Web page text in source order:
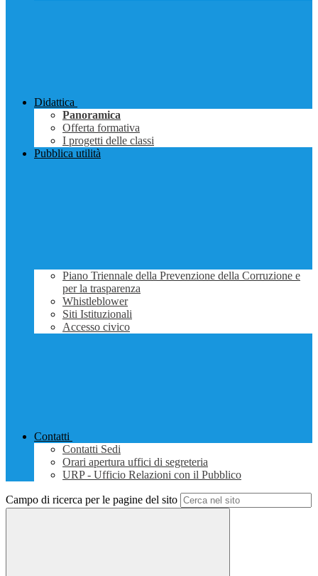
Didattica
Panoramica
Offerta formativa
I progetti delle classi
Pubblica utilità
Piano Triennale della Prevenzione della Corruzione e
per la trasparenza
Whistleblower
Siti Istituzionali
Accesso civico
Contatti
Contatti Sedi
Orari apertura uffici di segreteria
URP - Ufficio Relazioni con il Pubblico
Campo di ricerca per le pagine del sito